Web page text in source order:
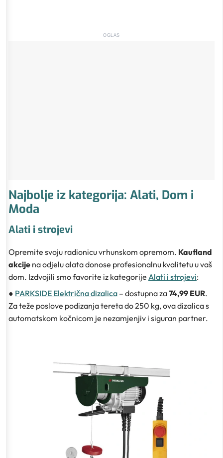
OGLAS
Najbolje iz kategorija: Alati, Dom i
Moda
Alati i strojevi
Opremite svoju radionicu vrhunskom opremom. Kaufland
akcije na odjelu alata donose profesionalnu kvalitetu u vaš
dom. Izdvojili smo favorite iz kategorije Alati i strojevi:
● PARKSIDE Električna dizalica – dostupna za74,99 EUR.
Za teže poslove podizanja tereta do 250 kg, ova dizalica s
automatskom kočnicom je nezamjenjiv i siguran partner.